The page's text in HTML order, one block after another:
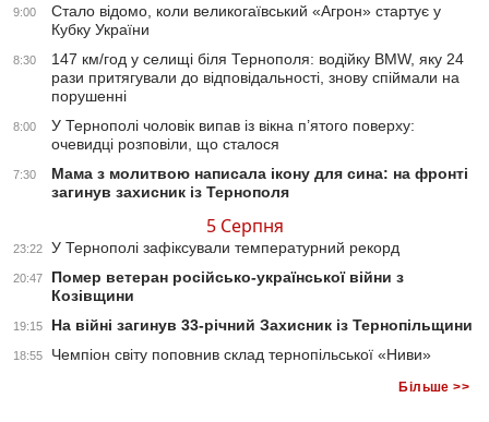
9:00
Стало відомо, коли великогаївський «Агрон» стартує у
Кубку України
8:30
147 км/год у селищі біля Тернополя: водійку BMW, яку 24
рази притягували до відповідальності, знову спіймали на
порушенні
8:00
У Тернополі чоловік випав із вікна п’ятого поверху:
очевидці розповіли, що сталося
7:30
Мама з молитвою написала ікону для сина: на фронті
загинув захисник із Тернополя
5 Серпня
23:22 У Тернополі зафіксували температурний рекорд
20:47
Помер ветеран російсько-української війни з
Козівщини
19:15 На війні загинув 33-річний Захисник із Тернопільщини
18:55 Чемпіон світу поповнив склад тернопільської «Ниви»
Більше >>